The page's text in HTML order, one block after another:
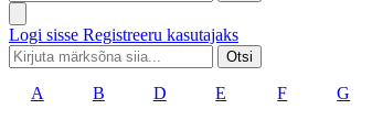
Logi sisse Registreeru kasutajaks
Otsi
A B D E F G